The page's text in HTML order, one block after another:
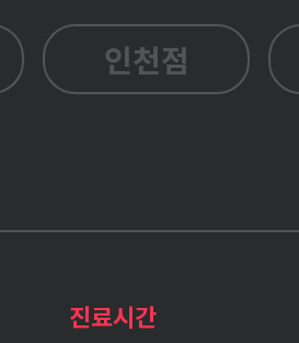
인천점
진료시간